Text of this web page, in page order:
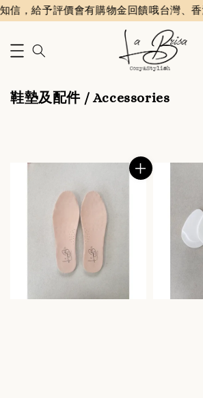
信，給予評價會有購物金回饋哦台灣、香
鞋墊及配件 / Accessories